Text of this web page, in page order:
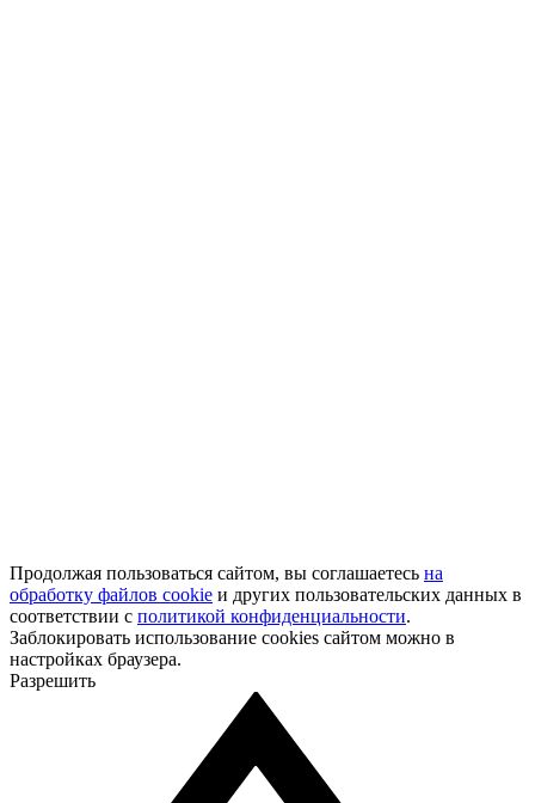
Продолжая пользоваться сайтом, вы соглашаетесь на
обработку файлов cookie и других пользовательских данных в
соответствии с политикой конфиденциальности.
Заблокировать использование cookies сайтом можно в
настройках браузера.
Разрешить